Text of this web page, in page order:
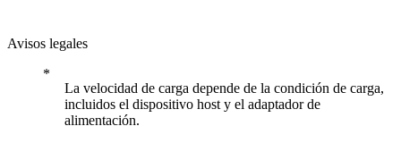
Avisos legales
La velocidad de carga depende de la condición de carga,
incluidos el dispositivo host y el adaptador de
alimentación.